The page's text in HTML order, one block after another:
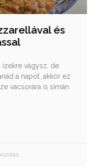
és
ízekre vágysz, de
a napot, akkor ez
vacsorára is simán